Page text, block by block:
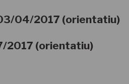
04/2017 (orientatiu)
2017 (orientatiu)